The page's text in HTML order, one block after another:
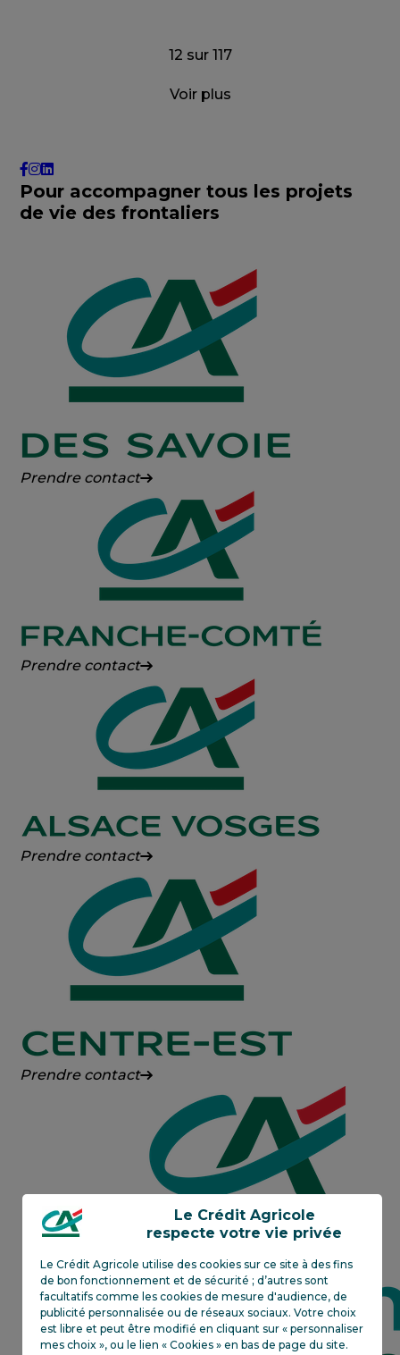
12 sur 117
Voir plus
Pour accompagner tous les projets
de vie des frontaliers
Crédit
Prendre contact
Crédit
Prendre contact
Crédit
Vosges
Prendre contact
Crédit
Prendre contact
Le Crédit Agricole
respecte votre vie privée
Le Crédit Agricole utilise des cookies sur ce site à des fins
de bon fonctionnement et de sécurité ; d’autres sont
facultatifs comme les cookies de mesure d'audience, de
publicité personnalisée ou de réseaux sociaux. Votre choix
est libre et peut être modifié en cliquant sur « personnaliser
mes choix », ou le lien « Cookies » en bas de page du site.